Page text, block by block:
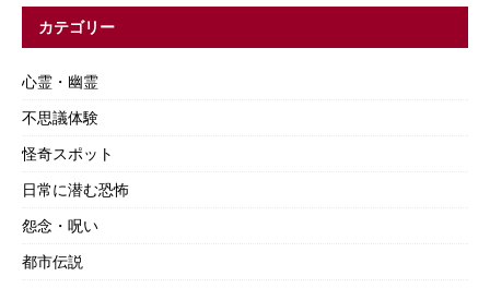
カテゴリー
心霊・幽霊
不思議体験
怪奇スポット
日常に潜む恐怖
怨念・呪い
都市伝説